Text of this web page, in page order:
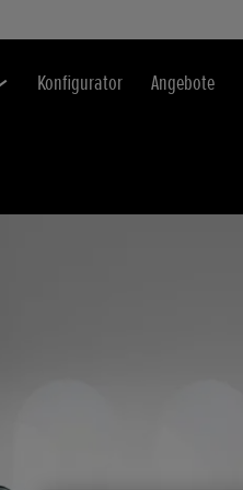
Konfigurator Angebote